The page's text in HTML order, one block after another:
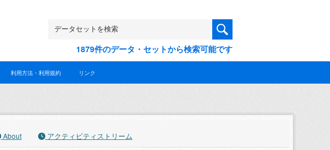
1879件のデータ・セットから検索可能です
利用方法・利用規約 リンク
About アクティビティストリーム